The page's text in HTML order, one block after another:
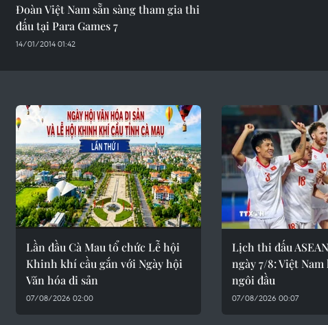
Đoàn Việt Nam sẵn sàng tham gia thi
đấu tại Para Games 7
14/01/2014 01:42
Lần đầu Cà Mau tổ chức Lễ hội
Khinh khí cầu gắn với Ngày hội
Văn hóa di sản
07/08/2026 02:00
Lịch thi đấu
ngày 7/8: Việt
ngôi đầu
07/08/2026 00:07